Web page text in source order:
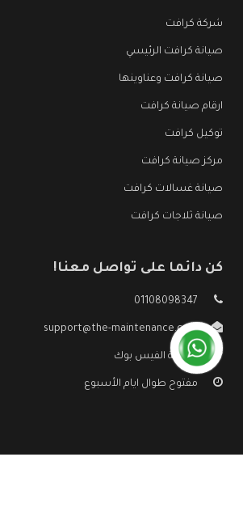
شركة كرافت
صيانة كرافت الرئيسي
صيانة كرافت وعناوينها
ارقام صيانة كرافت
توكيل كرافت
مركز صيانة كرافت
صيانة غسالات كرافت
صيانة ثلاجات كرافت
كن دائما على تواصل معنا!
01108098347
support@the-maintenance.com
صفحة الفيس بوك
مفتوح طوال ايام الأسبوع